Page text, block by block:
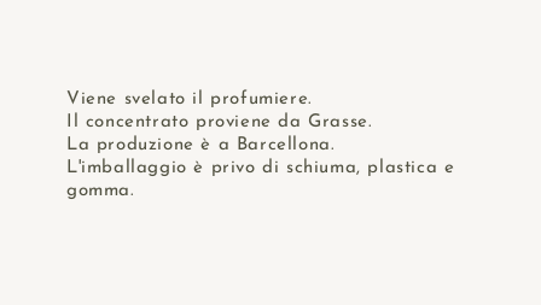
Viene svelato il profumiere.
Il concentrato proviene da Grasse.
La produzione è a Barcellona.
L'imballaggio è privo di schiuma, plastica e
gomma.